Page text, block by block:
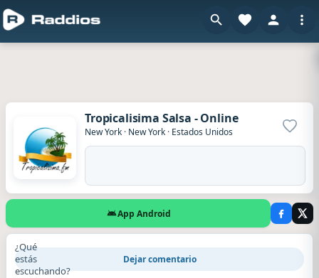
Tropicalisima Salsa - Online
New York · New York · Estados Unidos
App Android
¿Qué
estás
escuchando?
Dejar comentario